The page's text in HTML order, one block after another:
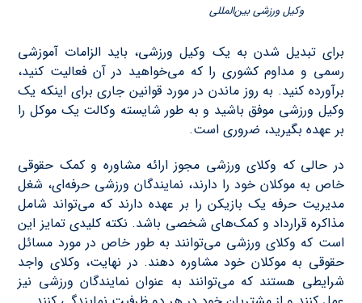
وکیل ورزشی بین‌المللی
برای تبدیل شدن به یک وکیل ورزشی، باید الزامات آموزشی
رسمی و مداوم کشوری را که می‌خواهید در آن فعالیت کنید،
برآورده کنید. به روز ماندن در مورد قوانین جاری برای اینکه یک
وکیل ورزشی موفق باشید و به طور شایسته وکالت یک موکل را
بر عهده بگیرید، ضروری است.
در حالی که وکلای ورزشی مجوز ارائه مشاوره و کمک حقوقی
خاص به موکلان خود را دارند، نمایندگان ورزشی حرفه‌ای، شغل
مدیریت حرفه یک بازیکن را بر عهده دارند که می‌تواند شامل
مذاکره قرارداد و کمک‌های شخصی باشد. نکته کلیدی تمایز این
است که وکلای ورزشی می‌توانند به طور خاص در مورد مسائل
حقوقی به موکلان خود مشاوره دهند. در نهایت، وکلای واجد
شرایطی هستند که می‌توانند به عنوان نمایندگان ورزشی نیز